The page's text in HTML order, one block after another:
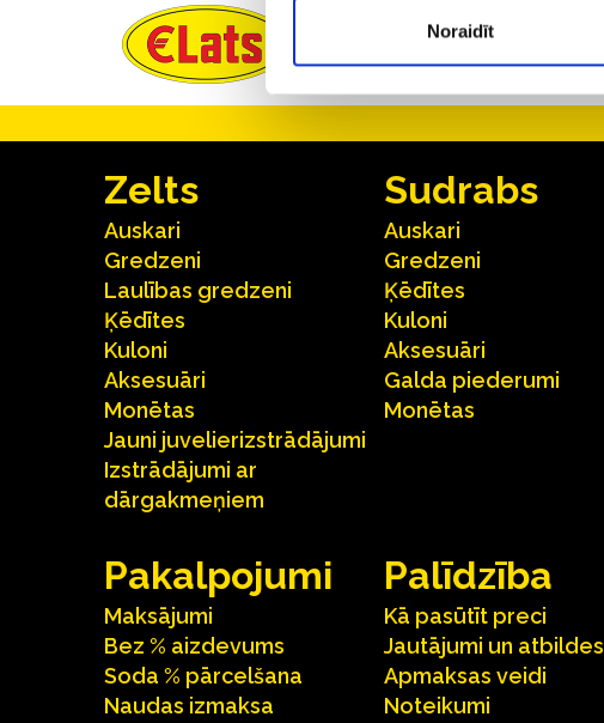
Noraidīt
Zelts
Auskari
Gredzeni
Laulības gredzeni
Ķēdītes
Kuloni
Aksesuāri
Monētas
Jauni juvelierizstrādājumi
Izstrādājumi ar
dārgakmeņiem
Sudrabs
Auskari
Gredzeni
Ķēdītes
Kuloni
Aksesuāri
Galda piederumi
Monētas
Pakalpojumi
Maksājumi
Bez % aizdevums
Soda % pārcelšana
Naudas izmaksa
Palīdzība
Kā pasūtīt preci
Jautājumi un atbildes
Apmaksas veidi
Noteikumi